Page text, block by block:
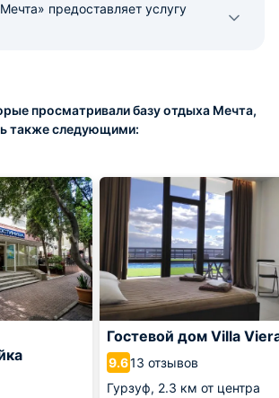
предоставляет услугу
просматривали базу отдыха Мечта,
также следующими:
Гостевой дом Villa
9.613 отзывов
Гурзуф, 2.3 км от центра